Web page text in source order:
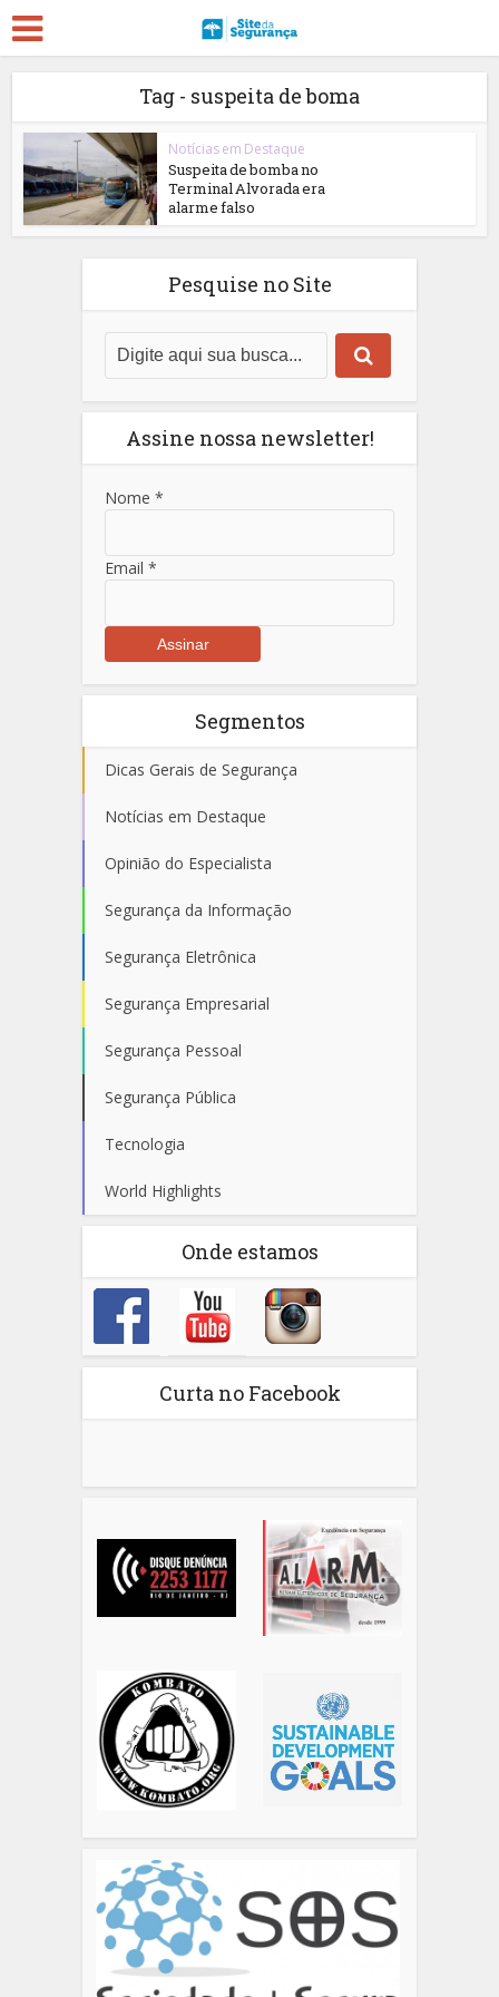
Tag - suspeita de boma
Notícias em Destaque
Suspeita de bomba no
Terminal Alvorada era
alarme falso
Pesquise no Site
Assine nossa newsletter!
Nome *
Email *
Segmentos
Dicas Gerais de Segurança
Notícias em Destaque
Opinião do Especialista
Segurança da Informação
Segurança Eletrônica
Segurança Empresarial
Segurança Pessoal
Segurança Pública
Tecnologia
World Highlights
Onde estamos
Curta no Facebook